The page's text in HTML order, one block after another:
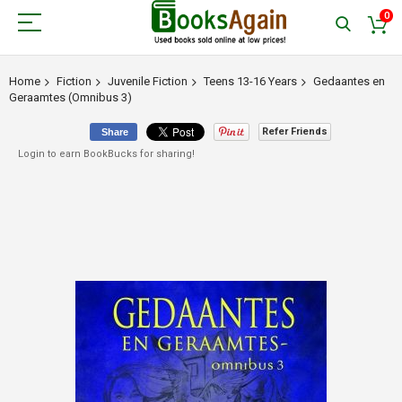
0
Home Fiction Juvenile Fiction Teens 13-16 Years
Gedaantes en
Geraamtes (Omnibus 3)
Share
Refer Friends
Login to earn BookBucks for sharing!